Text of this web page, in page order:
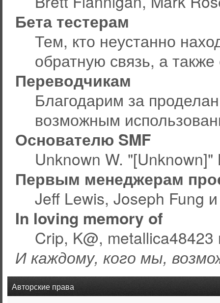
Бета тестерам
Тем, кто неустанно
обратную связь, а
Переводчикам
Благодарим за
возможным
Основателю SMF
Unknown W. "[Unknown]"
Первым менеджерам
Jeff Lewis, Joseph Fung
In loving memory of
Crip, K@, metallica48423
И каждому, кого мы,
Авторские права